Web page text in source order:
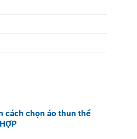
cách chọn áo thun thể